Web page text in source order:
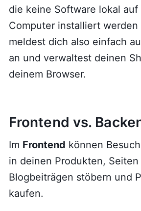
die keine Software lokal auf
Computer installiert werden
meldest dich also einfach
an und verwaltest deinen
deinem Browser.
Frontend vs.
Im Frontend können
in deinen Produkten, Seiten
Blogbeiträgen stöbern und
kaufen.